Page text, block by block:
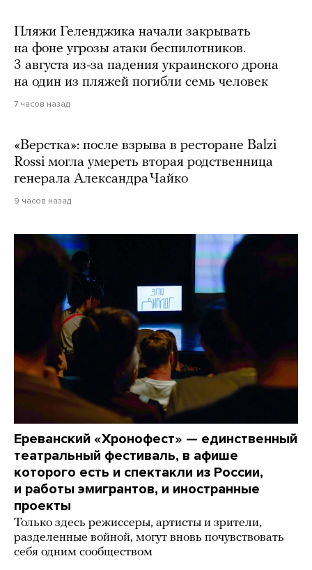
Пляжи Геленджика начали закрывать
на фоне угрозы атаки беспилотников.
3 августа из-за падения украинского дрона
на один из пляжей погибли семь человек
7 часов назад
«Верстка»: после взрыва в ресторане Balzi
Rossi могла умереть вторая родственница
генерала Александра Чайко
9 часов назад
Ереванский «Хронофест» — единственный
театральный фестиваль, в афише
которого есть и спектакли из России,
и работы эмигрантов, и иностранные
проекты
Только здесь режиссеры, артисты и зрители,
разделенные войной, могут вновь почувствовать
себя одним сообществом